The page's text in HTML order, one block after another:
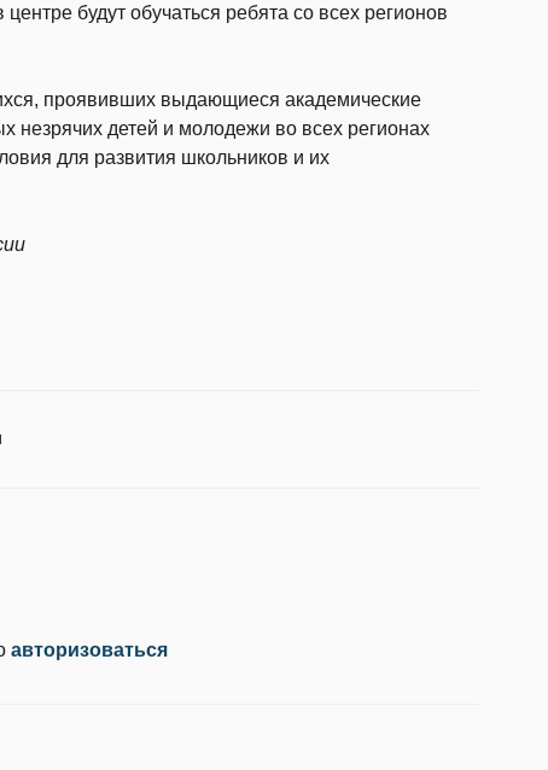
будут обучаться ребята со всех регионов
проявивших выдающиеся академические
незрячих детей и молодежи во всех регионах
для развития школьников и их
авторизоваться